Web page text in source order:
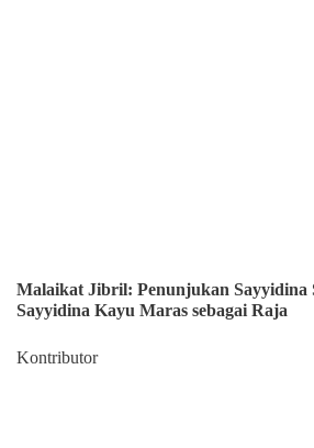
Malaikat Jibril: Penunjukan Sayyidina
Sayyidina Kayu Maras sebagai Raja
Kontributor